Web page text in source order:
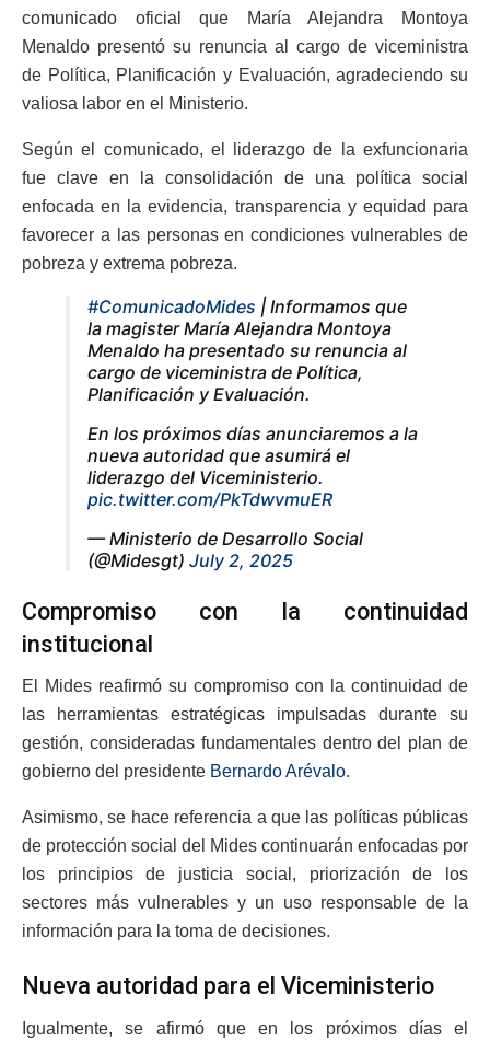
comunicado oficial que María Alejandra Montoya
Menaldo presentó su renuncia al cargo de viceministra
de Política, Planificación y Evaluación, agradeciendo su
valiosa labor en el Ministerio.
Según el comunicado, el liderazgo de la exfuncionaria
fue clave en la consolidación de una política social
enfocada en la evidencia, transparencia y equidad para
favorecer a las personas en condiciones vulnerables de
pobreza y extrema pobreza.
#ComunicadoMides | Informamos que
la magister María Alejandra Montoya
Menaldo ha presentado su renuncia al
cargo de viceministra de Política,
Planificación y Evaluación.
En los próximos días anunciaremos a la
nueva autoridad que asumirá el
liderazgo del Viceministerio.
pic.twitter.com/PkTdwvmuER
— Ministerio de Desarrollo Social
(@Midesgt) July 2, 2025
Compromiso con la continuidad
institucional
El Mides reafirmó su compromiso con la continuidad de
las herramientas estratégicas impulsadas durante su
gestión, consideradas fundamentales dentro del plan de
gobierno del presidente Bernardo Arévalo.
Asimismo, se hace referencia a que las políticas públicas
de protección social del Mides continuarán enfocadas por
los principios de justicia social, priorización de los
sectores más vulnerables y un uso responsable de la
información para la toma de decisiones.
Nueva autoridad para el Viceministerio
Igualmente, se afirmó que en los próximos días el